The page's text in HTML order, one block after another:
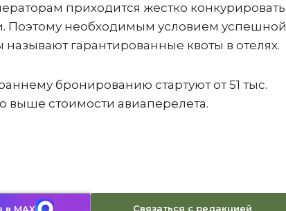
приходится жестко конкурировать
Поэтому необходимым условием успешной
гарантированные квоты в отелях.
бронированию стартуют от 51 тыс.
выше стоимости авиаперелета.
в MAX Связаться с редакцией